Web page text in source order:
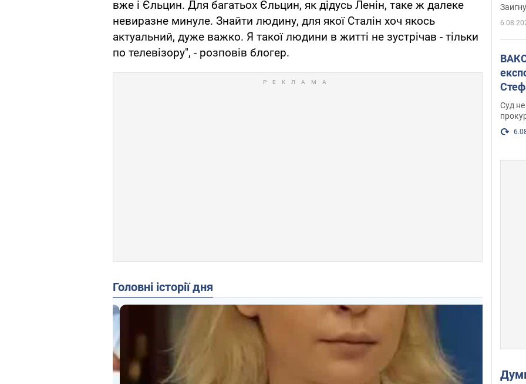
вже і Єльцин. Для багатьох Єльцин, як дідусь Ленін, таке ж далеке
невиразне минуле. Знайти людину, для якої Сталін хоч якось
актуальний, дуже важко. Я такої людини в житті не зустрічав - тільки
по телевізору", - розповів блогер.
Головні історії дня
ВАКС обрав
Суд